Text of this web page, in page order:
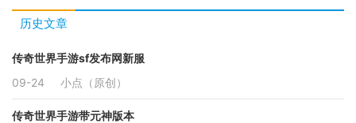
历史文章
传奇世界手游sf发布网新服
09-24
小点（原创）
传奇世界手游带元神版本